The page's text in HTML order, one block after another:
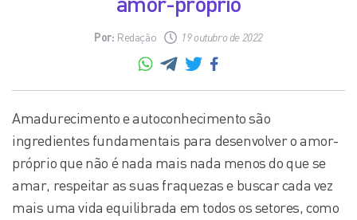
Por: Redação 19 outubro de 2022
Amadurecimento e autoconhecimento são
ingredientes fundamentais para desenvolver o amor-
próprio que não é nada mais nada menos do que se
amar, respeitar as suas fraquezas e buscar cada vez
mais uma vida equilibrada em todos os setores, como